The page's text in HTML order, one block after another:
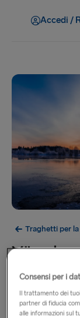
Accedi /
Traghetti per la
Un paese delle
Un viaggio a
Consensi per i
Il trattamento dei
partner di fiducia
alle informazioni sul